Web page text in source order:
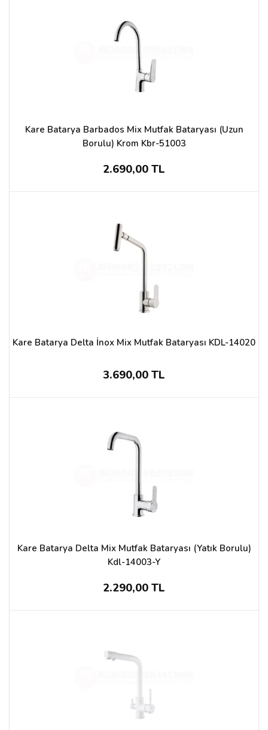
Kare Batarya Barbados Mix Mutfak Bataryası (Uzun
Borulu) Krom Kbr-51003
2.690,00 TL
Kare Batarya Delta İnox Mix Mutfak Bataryası KDL-14020
3.690,00 TL
Kare Batarya Delta Mix Mutfak Bataryası (Yatık Borulu)
Kdl-14003-Y
2.290,00 TL